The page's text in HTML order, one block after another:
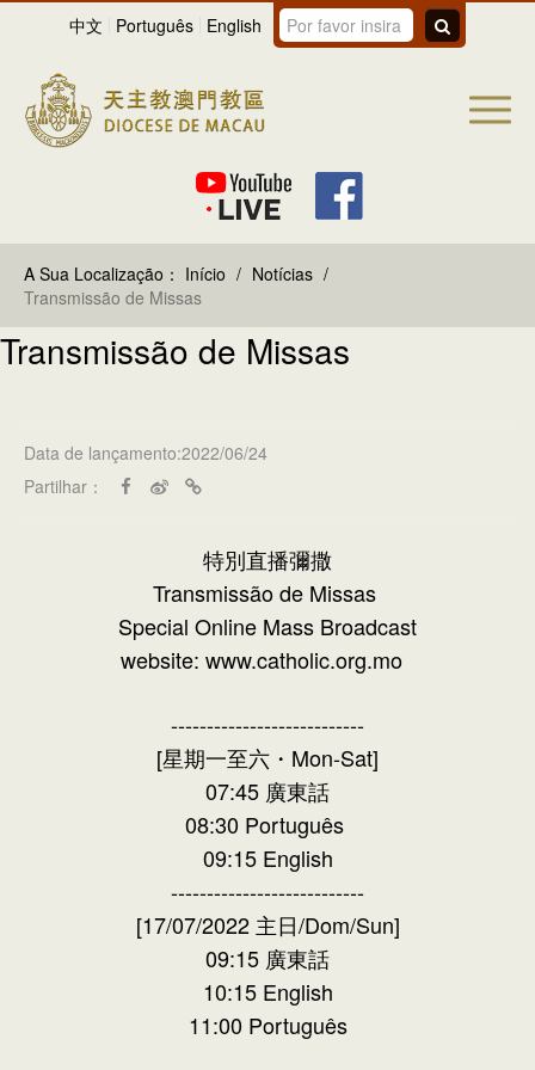
中文 Português English
A Sua Localização： Início / Notícias /
Transmissão de Missas
Transmissão de Missas
Data de lançamento:2022/06/24
Partilhar：
特別直播彌撒
Transmissão de Missas
Special Online Mass Broadcast
website: www.catholic.org.mo
---------------------------
[星期一至六・Mon-Sat]
07:45 廣東話
08:30 Português
09:15 English
---------------------------
[17/07/2022 主日/Dom/Sun]
09:15 廣東話
10:15 English
11:00 Português